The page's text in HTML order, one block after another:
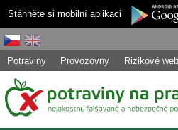
Stáhněte si mobilní aplikaci
Potraviny Provozovny Rizikové